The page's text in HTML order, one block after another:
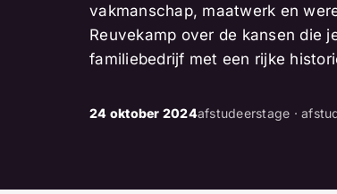
vakmanschap, maatwerk en
Reuvekamp over de kansen die
familiebedrijf met een rijke
24 oktober 2024afstudeerstage ·